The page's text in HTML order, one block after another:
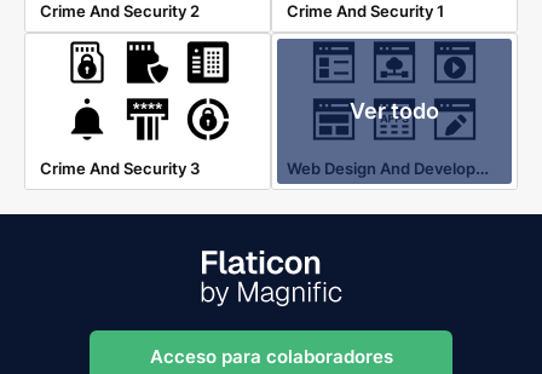
Crime And Security 2 Crime And Security 1
Crime And Security 3
Ver todo
Web Design And Development 2
Acceso para colaboradores